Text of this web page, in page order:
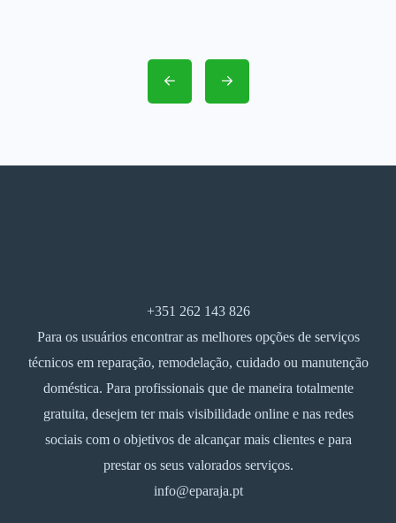
+351 262 143 826
Para os usuários encontrar as melhores opções de serviços
técnicos em reparação, remodelação, cuidado ou manutenção
doméstica. Para profissionais que de maneira totalmente
gratuita, desejem ter mais visibilidade online e nas redes
sociais com o objetivos de alcançar mais clientes e para
prestar os seus valorados serviços.
info@eparaja.pt